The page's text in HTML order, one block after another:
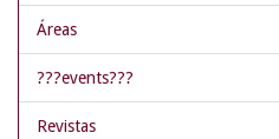
Áreas
???events???
Revistas